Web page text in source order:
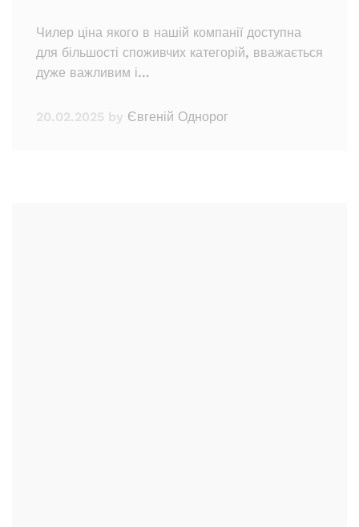
Чилер ціна якого в нашій компанії доступна
для більшості споживчих категорій, вважається
дуже важливим і…
20.02.2025 by Євгеній Однорог